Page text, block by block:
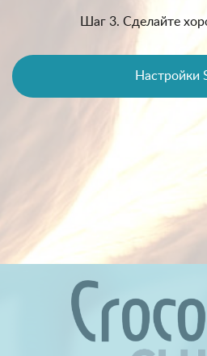
Шаг 3. Сделайте
Настройки